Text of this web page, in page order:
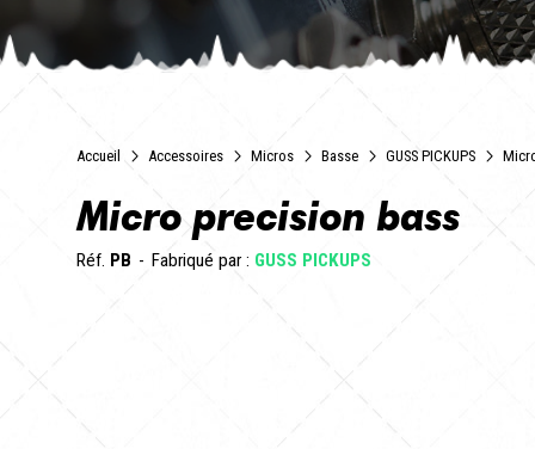
Accueil Accessoires Micros Basse GUSS PICKUPS
Micro precision bass
Réf. PB Fabriqué par : GUSS PICKUPS